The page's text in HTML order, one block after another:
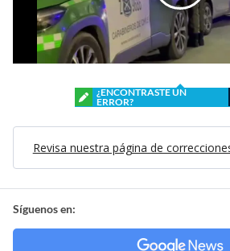
¿ENCONTRASTE UN
ERROR?
Revisa nuestra página de
Síguenos en: